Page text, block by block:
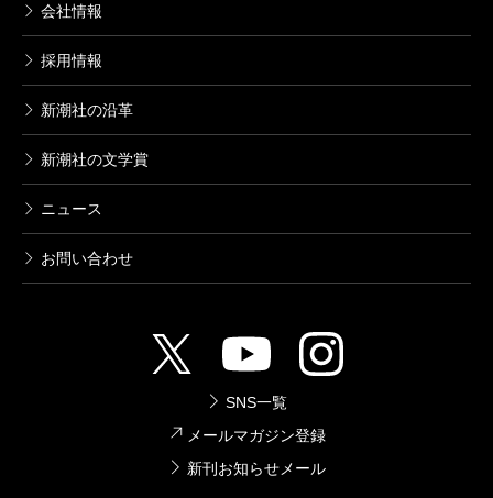
会社情報
採用情報
新潮社の沿革
新潮社の文学賞
ニュース
お問い合わせ
SNS一覧
メールマガジン登録
新刊お知らせメール